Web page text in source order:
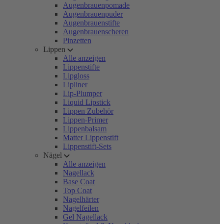
Augenbrauenpomade
Augenbrauenpuder
Augenbrauenstifte
Augenbrauenscheren
Pinzetten
Lippen
Alle anzeigen
Lippenstifte
Lipgloss
Lipliner
Lip-Plumper
Liquid Lipstick
Lippen Zubehör
Lippen-Primer
Lippenbalsam
Matter Lippenstift
Lippenstift-Sets
Nägel
Alle anzeigen
Nagellack
Base Coat
Top Coat
Nagelhärter
Nagelfeilen
Gel Nagellack